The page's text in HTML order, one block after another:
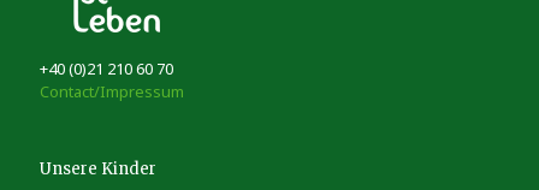
+40 (0)21 210 60 70
Contact/Impressum
Unsere Kinder